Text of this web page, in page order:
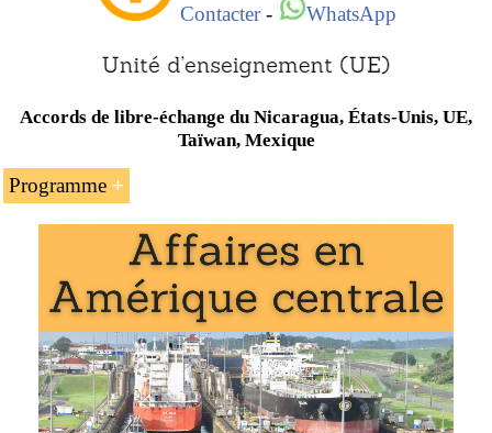
Contacter- WhatsApp
Accords de libre-échange du Nicaragua, États-Unis, UE,
Taïwan, Mexique
Programme
Le Système d’intégration centraméricain
Le Marché commun centraméricain
Le Système économique latino-américain (SELA)
L’Association des États de la Caraïbe
Mésoamérique
L’Alliance bolivarienne (ALBA)